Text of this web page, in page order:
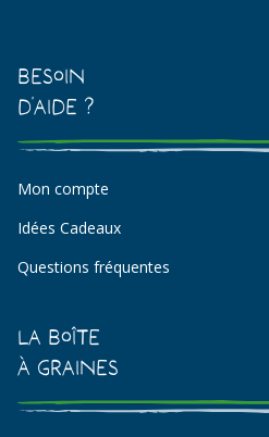
Besoin
d'aide ?
Mon compte
Idées Cadeaux
Questions fréquentes
La Boîte
à Graines